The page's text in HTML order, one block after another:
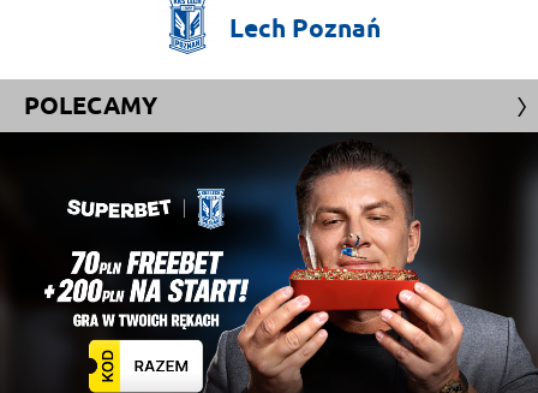
Lech Poznań
POLECAMY